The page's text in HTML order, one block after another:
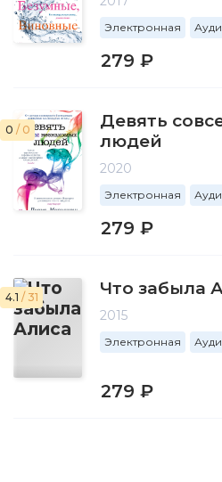
Электронная
279 ₽
0 / 0
Девять
людей
2020
Электронная
279 ₽
4.1 / 31 Что забыла
2015
Электронная
279 ₽